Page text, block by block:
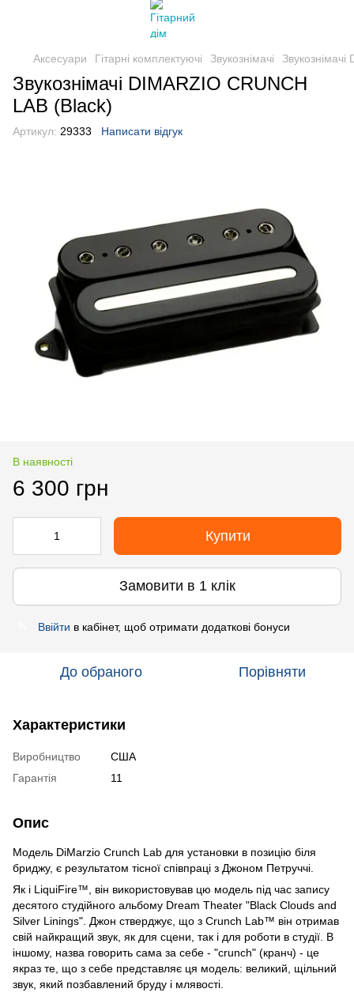
Аксесуари Гітарні комплектуючі Звукознімачі
Звукознімачі DIMARZIO CRUNCH
LAB (Black)
Артикул: 29333 Написати відгук
В наявності
6 300 грн
Купити
Замовити в 1 клік
Ввійти в кабінет, щоб отримати додаткові бонуси
До обраного Порівняти
Характеристики
Виробництво
США
Гарантія
11
Опис
Модель DiMarzio Crunch Lab для установки в позицію біля
бриджу, є результатом тісної співпраці з Джоном Петруччі.
Як і LiquiFire™, він використовував цю модель під час запису
десятого студійного альбому Dream Theater "Black Clouds and
Silver Linings". Джон стверджує, що з Crunch Lab™ він отримав
свій найкращий звук, як для сцени, так і для роботи в студії. В
іншому, назва говорить сама за себе - "crunch" (кранч) - це
якраз те, що з себе представляє ця модель: великий, щільний
звук, який позбавлений бруду і млявості.